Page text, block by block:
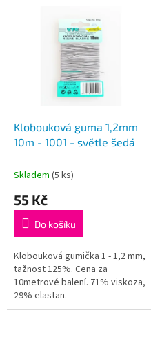
Klobouková guma 1,2mm
10m - 1001 - světle šedá
Skladem (5 ks)
55 Kč
Do košíku
Klobouková gumička 1 - 1,2 mm,
tažnost 125%. Cena za
10metrové balení. 71% viskoza,
29% elastan.